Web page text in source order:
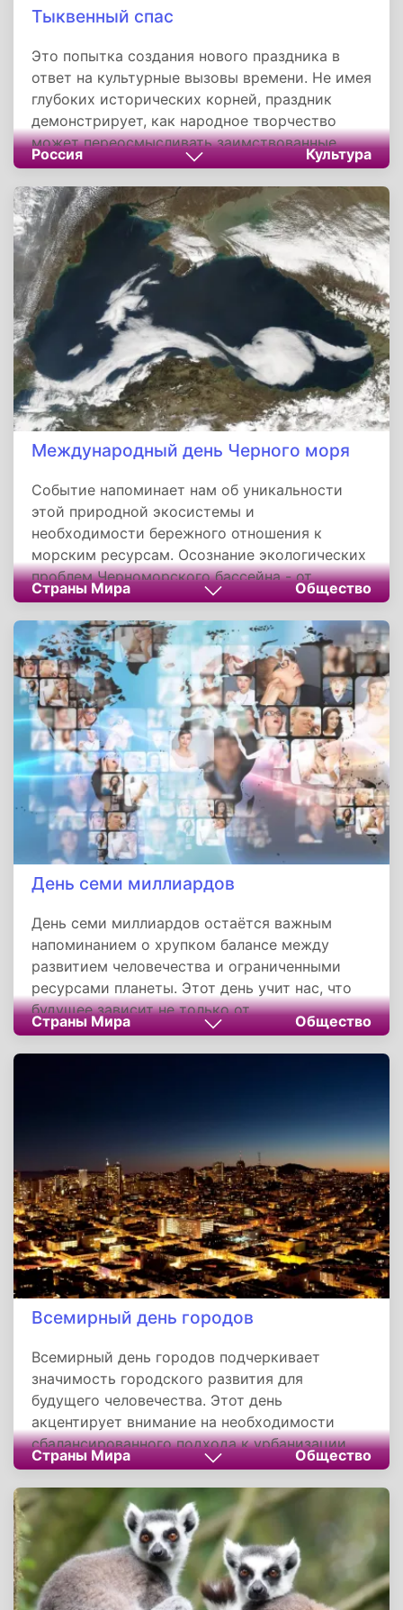
Тыквенный спас
Это попытка создания нового праздника в
ответ на культурные вызовы времени. Не имея
глубоких исторических корней, праздник
демонстрирует, как народное творчество
может переосмысливать заимствованные
символы, наполняя их созвучным
национальному сознанию содержанием. Его
будущее зависит от того, сумеет ли он
органично вписаться в культурный ландшафт
России.
Россия Культура
Международный день Черного моря
Событие напоминает нам об уникальности
этой природной экосистемы и
необходимости бережного отношения к
морским ресурсам. Осознание экологических
проблем Черноморского бассейна - от
загрязнения вод до сокращения
биоразнообразия - формирует
ответственность за их решение. Успех
природоохранных усилий напрямую зависит
от участия каждого - от правительственных
программ до простых действий по уборке
пляжей и экономии водных ресурсов.
Страны Мира Общество
День семи миллиардов
День семи миллиардов остаётся важным
напоминанием о хрупком балансе между
развитием человечества и ограниченными
ресурсами планеты. Этот день учит нас, что
будущее зависит не только от
демографических показателей, но и от
способности решать глобальные проблемы
сохраняют актуальность, призывая
задуматься о ответственности каждого
жителя Земли перед будущими поколениями.
Страны Мира Общество
Всемирный день городов
Всемирный день городов подчеркивает
значимость городского развития для
будущего человечества. Этот день
акцентирует внимание на необходимости
сбалансированного подхода к урбанизации,
сочетающего технологические инновации с
социальной справедливостью. Проблемы
современных мегаполисов требуют
комплексных решений и международной
кооперации. Устойчивое развитие городов
остается одним из ключевых факторов
глобального прогресса.
Страны Мира Общество